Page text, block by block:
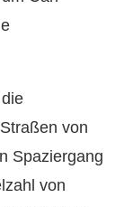
von
Spaziergang
von